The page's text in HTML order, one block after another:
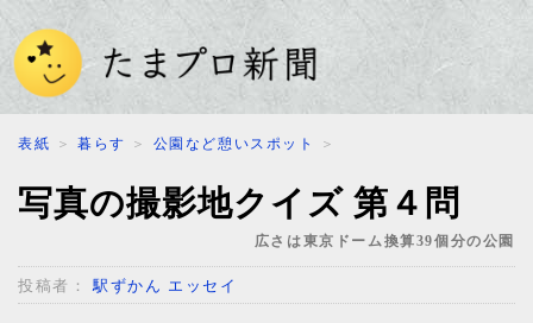
表紙 ＞暮らす ＞ 公園など憩いスポット ＞
写真の撮影地クイズ 第４問
広さは東京ドーム換算39個分の公園
投稿者：駅ずかん エッセイ